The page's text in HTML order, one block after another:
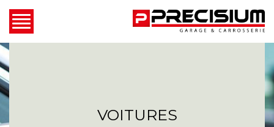
VOITURES